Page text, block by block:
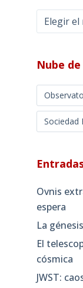
Archivos
mensuales
Nube
Sociedad
Ovnis
espera
La
El
cósmica
JWST: